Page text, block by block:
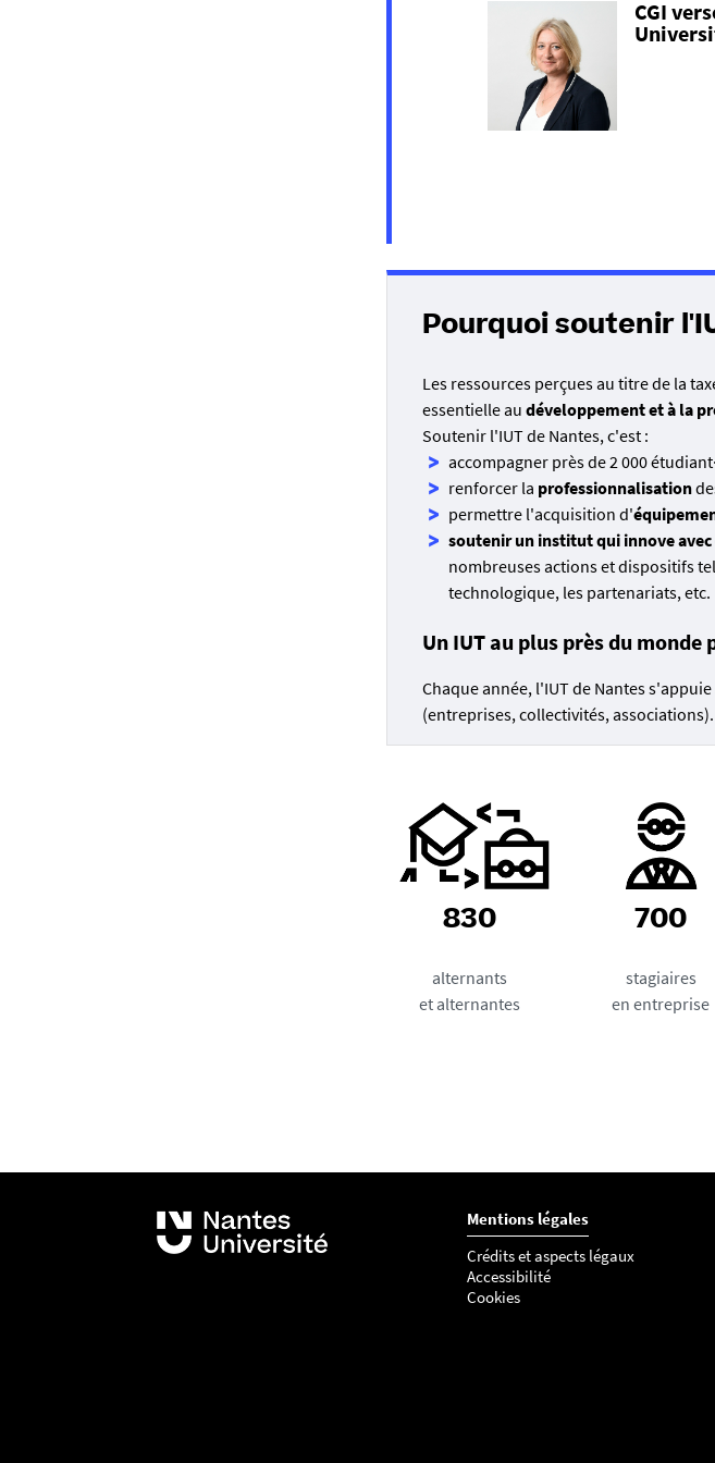
21 octobre 2026 : Clôture de la
A partir du 5 novembre 2026 : 2ème
Fonds non répartis : Versement par voie
CGI
Pourquoi soutenir
Les ressources perçues au titre de la
essentielle au développement et à la
Soutenir l'IUT de Nantes, c'est :
accompagner près de 2 000
renforcer la professionnalisation
permettre l'acquisition d'
soutenir un institut qui innove
nombreuses actions et dispositifs
technologique, les partenariats, etc.
Un IUT au plus près du monde
Chaque année, l'IUT de Nantes
(entreprises, collectivités, associations).
830
alternants
et alternantes
700
stagiaires
en entreprise
Mentions légales
Crédits et aspects légaux
Accessibilité
Cookies